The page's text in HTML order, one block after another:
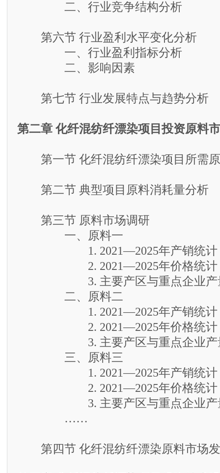
二、行业竞争结构分析
第六节 行业盈利水平变化分析
一、行业盈利指标分析
二、影响因素
第七节 行业发展特点与趋势分析
第二章 化纤混纺纤漂染项目投资原料
第一节 化纤混纺纤漂染项目所需原
第二节 典型项目原料消耗量分析
第三节 原料市场调研
一、原料一
1. 2021—2025年产销统计
2. 2021—2025年价格统计
3. 主要产区与重点企业产
二、原料二
1. 2021—2025年产销统计
2. 2021—2025年价格统计
3. 主要产区与重点企业产
三、原料三
1. 2021—2025年产销统计
2. 2021—2025年价格统计
3. 主要产区与重点企业产
……
第四节 化纤混纺纤漂染原料市场发